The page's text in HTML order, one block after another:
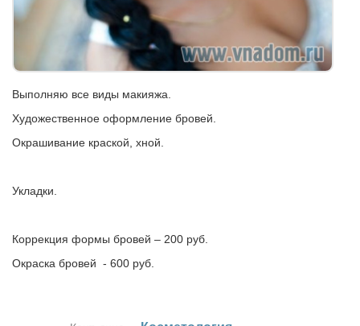
Выполняю все виды макияжа.
Художественное оформление бровей.
Окрашивание краской, хной.
Укладки.
Коррекция формы бровей – 200 руб.
Окраска бровей - 600 руб.